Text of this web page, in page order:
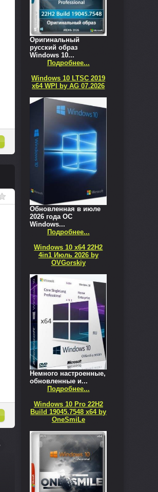
Оригинальный
русский образ
Windows 10...
Подробнее...
Windows 10 LTSC 2019
x64 WPI by AG 07.2026
Обновленная в июле
2026 года ОС
Windows...
Подробнее...
Windows 10 x64 22H2
4in1 Июль 2026 by
OVGorskiy
Немного настроенные,
обновленные и...
Подробнее...
Windows 10 Pro 22H2
Build 19045.7548 x64 by
OneSmiLe